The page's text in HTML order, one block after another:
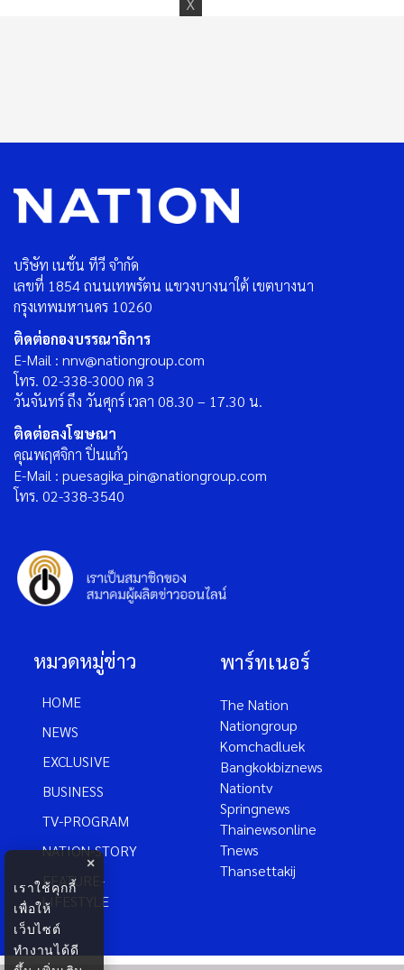
บริษัท เนชั่น ทีวี จำกัด
เลขที่ 1854 ถนนเทพรัตน แขวงบางนาใต้ เขตบางนา
กรุงเทพมหานคร 10260
ติดต่อกองบรรณาธิการ
E-Mail : nnv@nationgroup.com
โทร. 02-338-3000 กด 3
วันจันทร์ ถึง วันศุกร์ เวลา 08.30 – 17.30 น.
ติดต่อลงโฆษณา
คุณพฤศจิกา ปิ่นแก้ว
E-Mail : puesagika_pin@nationgroup.com
โทร. 02-338-3540
หมวดหมู่ข่าว
HOME
NEWS
EXCLUSIVE
BUSINESS
TV-PROGRAM
NATION-STORY
FEATURE-
LIFESTYLE
พาร์ทเนอร์
The Nation
Nationgroup
Komchadluek
Bangkokbiznews
Nationtv
Springnews
Thainewsonline
Tnews
Thansettakij
×
เราใช้คุกกี้
เพื่อให้
เว็บไซต์
ทำงานได้ดี